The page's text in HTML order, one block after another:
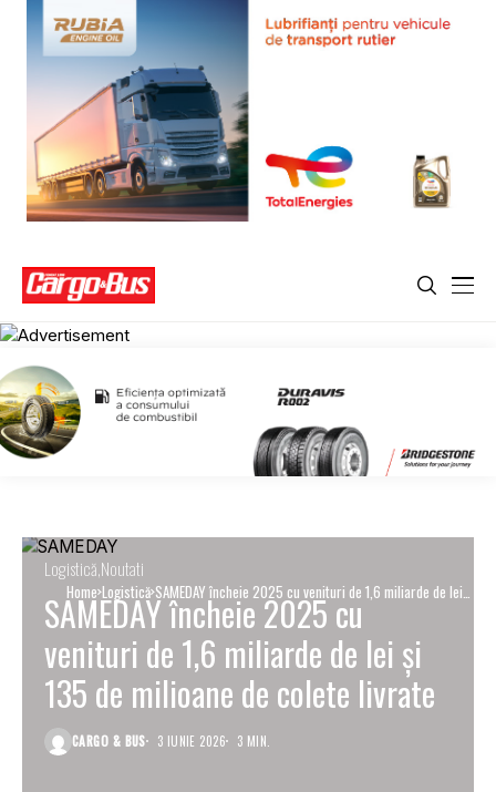
Home Logistică SAMEDAY încheie 2025 cu venituri de 1,6 miliarde de lei
și 135 de milioane de colete livrate
Logistică Noutati
SAMEDAY încheie 2025 cu
venituri de 1,6 miliarde de lei și
135 de milioane de colete livrate
CARGO & BUS 3 IUNIE 2026 3 MIN.